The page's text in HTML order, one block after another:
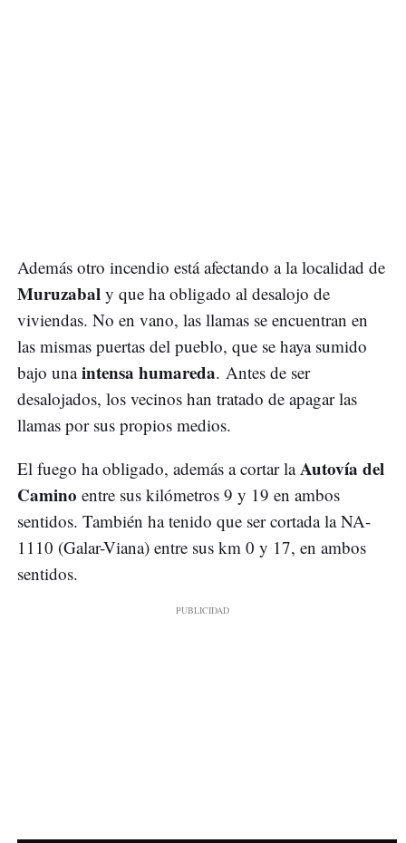
Además otro incendio está afectando a la localidad de
Muruzabal y que ha obligado al desalojo de
viviendas. No en vano, las llamas se encuentran en
las mismas puertas del pueblo, que se haya sumido
bajo unaintensa humareda. Antes de ser
desalojados, los vecinos han tratado de apagar las
llamas por sus propios medios.
El fuego ha obligado, además a cortar laAutovía del
Camino entre sus kilómetros 9 y 19 en ambos
sentidos. También ha tenido que ser cortada la NA-
1110 (Galar-Viana) entre sus km 0 y 17, en ambos
sentidos.